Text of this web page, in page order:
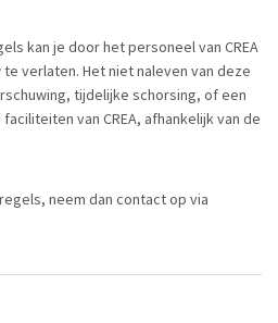
kan je door het personeel van CREA
verlaten. Het niet naleven van deze
tijdelijke schorsing, of een
van CREA, afhankelijk van de
neem dan contact op via